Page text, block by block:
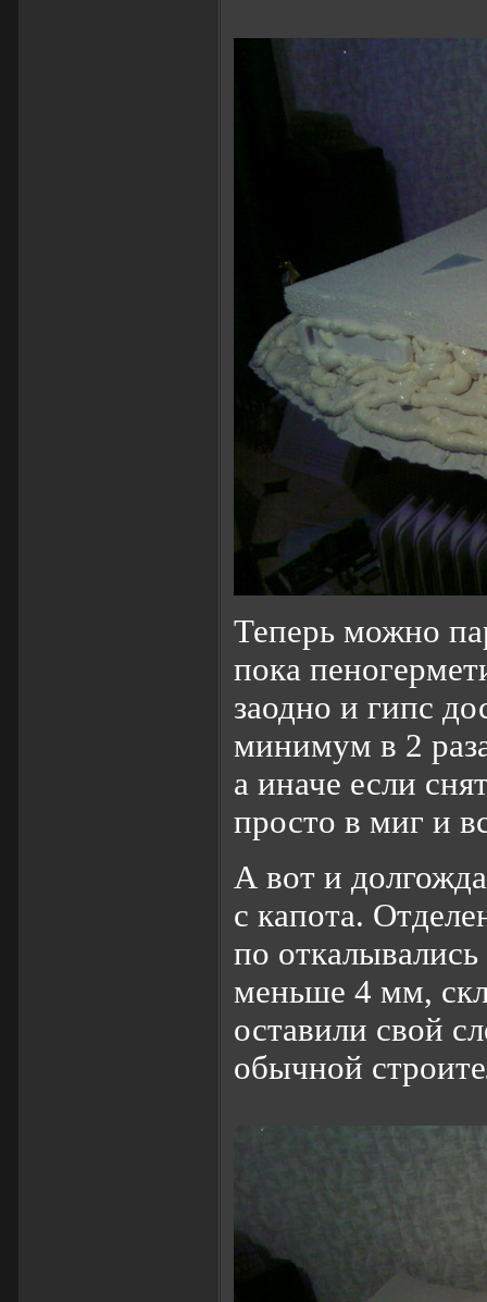
Теперь можно
пока
заодно и гипс
минимум в 2
а иначе если
просто в миг и
А вот и
с капота.
по
меньше 4 мм,
оставили свой
обычной